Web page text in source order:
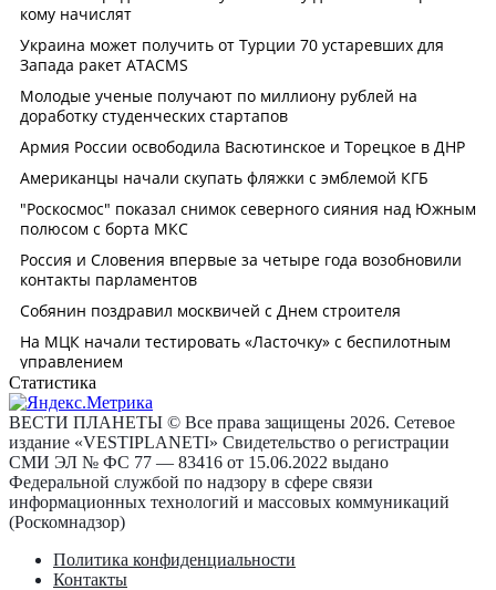
Статистика
ВЕСТИ ПЛАНЕТЫ © Все права защищены 2026. Сетевое
издание «VESTIPLANETI» Свидетельство о регистрации
СМИ ЭЛ № ФС 77 — 83416 от 15.06.2022 выдано
Федеральной службой по надзору в сфере связи
информационных технологий и массовых коммуникаций
(Роскомнадзор)
Политика конфиденциальности
Контакты